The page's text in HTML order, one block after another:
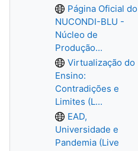
Página Oficial do
NUCONDI-BLU -
Núcleo de
Produção...
Virtualização do
Ensino:
Contradições e
Limites (L...
EAD,
Universidade e
Pandemia (Live